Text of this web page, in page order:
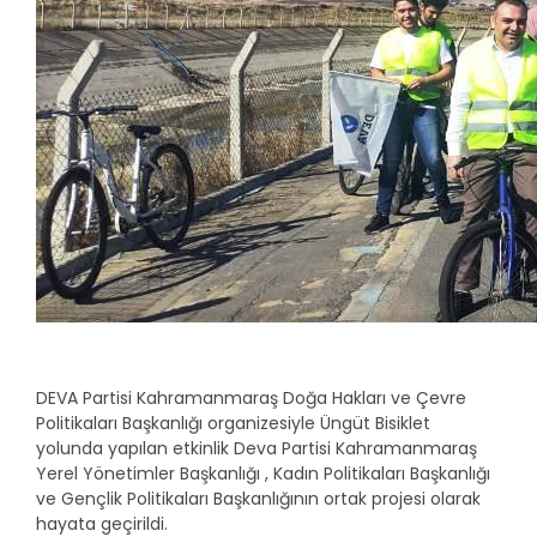
DEVA Partisi Kahramanmaraş Doğa Hakları ve Çevre
Politikaları Başkanlığı organizesiyle Üngüt Bisiklet
yolunda yapılan etkinlik Deva Partisi Kahramanmaraş
Yerel Yönetimler Başkanlığı , Kadın Politikaları Başkanlığı
ve Gençlik Politikaları Başkanlığının ortak projesi olarak
hayata geçirildi.